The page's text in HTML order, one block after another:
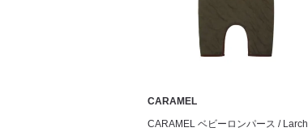
CARAMEL
CARAMEL ベビーロンパース / Larch